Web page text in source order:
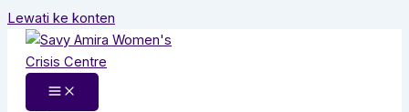
Lewati ke konten